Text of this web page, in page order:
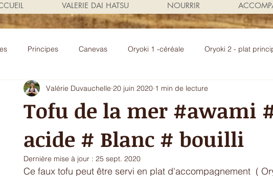
VALERIE DAI HATSU NOURRIR
Principes Canevas Oryoki 1 -céréale Oryoki 2 - plat
4 - plat composé Oryoki 5 - entrée chic ou dessert
goût de l'automne La douceur de l'hiver Ecritures / vidéos
gluten
Tofu de la mer #awami
acide # Blanc # bouilli
Valérie Duvauchelle 20 juin 2020 1 min de lecture
Dernière mise à jour : 25 sept. 2020
Ce faux tofu peut être servi en plat d'accompagnement  (